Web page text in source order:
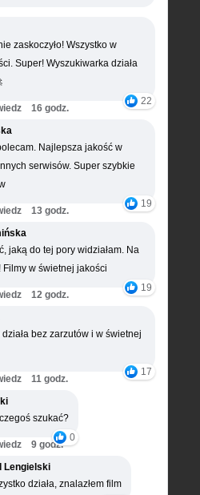
zaskoczyło! Wszystko w
Super! Wyszukiwarka działa
22
16 godz.
Najlepsza jakość w
serwisów. Super szybkie
19
13 godz.
jaką do tej pory widziałam. Na
w świetnej jakości
19
12 godz.
bez zarzutów i w świetnej
17
11 godz.
szukać?
0
9 godz.
Lengielski
działa, znalazłem film